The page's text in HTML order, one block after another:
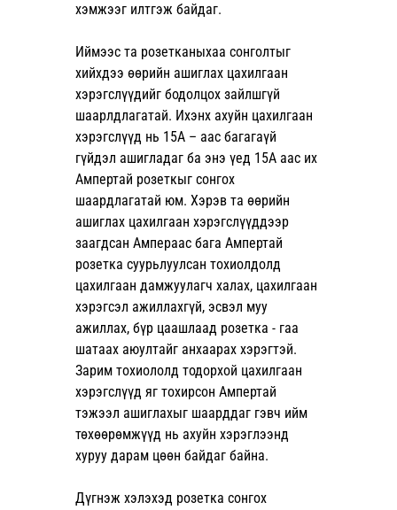
хэмжээг илтгэж байдаг.
Иймээс та розетканыхаа сонголтыг
хийхдээ өөрийн ашиглах цахилгаан
хэрэгслүүдийг бодолцох зайлшгүй
шаарлдлагатай. Ихэнх ахуйн цахилгаан
хэрэгслүүд нь 15А – аас багагаүй
гүйдэл ашигладаг ба энэ үед 15А аас их
Ампертай розеткыг сонгох
шаардлагатай юм. Хэрэв та өөрийн
ашиглах цахилгаан хэрэгслүүддээр
заагдсан Ампераас бага Ампертай
розетка суурьлуулсан тохиолдолд
цахилгаан дамжуулагч халах, цахилгаан
хэрэгсэл ажиллахгүй, эсвэл муу
ажиллах, бүр цаашлаад розетка - гаа
шатаах аюултайг анхаарах хэрэгтэй.
Зарим тохиололд тодорхой цахилгаан
хэрэгслүүд яг тохирсон Ампертай
тэжээл ашиглахыг шаарддаг гэвч ийм
төхөөрөмжүүд нь ахуйн хэрэглээнд
хуруу дарам цөөн байдаг байна.
Дүгнэж хэлэхэд розетка сонгох